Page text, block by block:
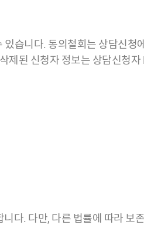
습니다. 동의철회는 상담신청
제된 신청자 정보는 상담신청자
다. 다만, 다른 법률에 따라 보